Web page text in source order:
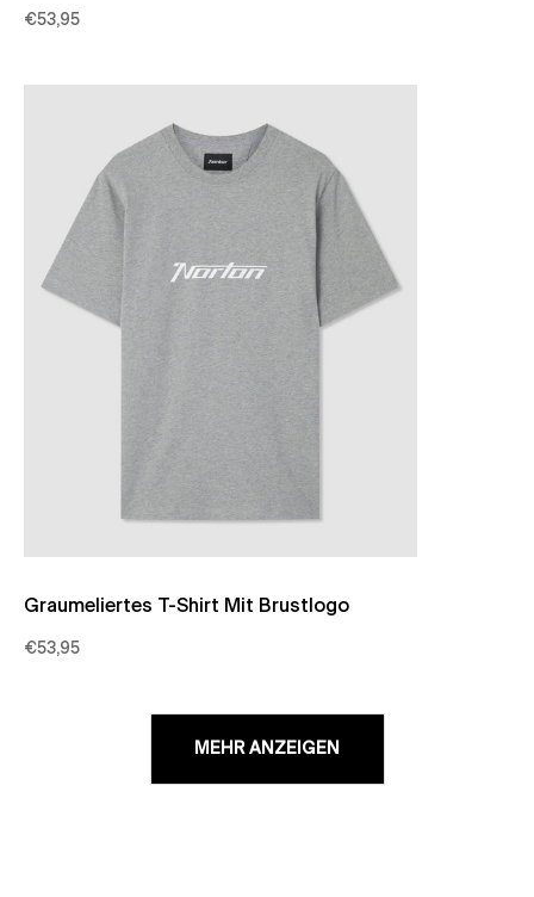
€53,95
Graumeliertes T-Shirt Mit Brustlogo
€53,95
MEHR ANZEIGEN